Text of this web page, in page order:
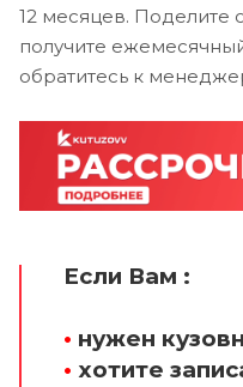
12 месяцев. Поделите
получите
обратитесь к
Если Вам :
• нужен
• хотите